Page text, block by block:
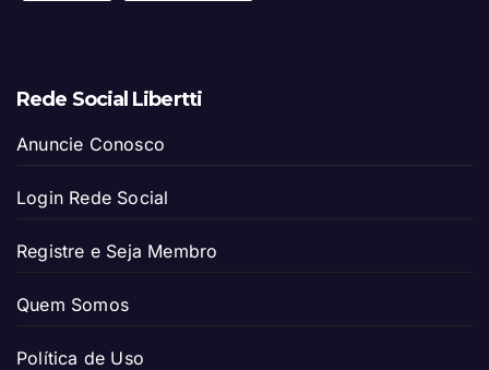
Rede Social Libertti
Anuncie Conosco
Login Rede Social
Registre e Seja Membro
Quem Somos
Política de Uso